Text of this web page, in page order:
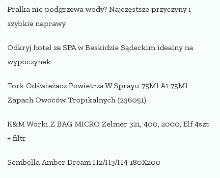
Pralka nie podgrzewa wody? Najczęstsze przyczyny i
szybkie naprawy
Odkryj hotel ze SPA w Beskidzie Sądeckim idealny na
wypoczynek
Tork Odświeżacz Powietrza W Sprayu 75Ml A1 75Ml
Zapach Owoców Tropikalnych (236051)
K&M Worki Z BAG MICRO Zelmer 321, 400, 2000, Elf 4szt
+ filtr
Sembella Amber Dream H2/H3/H4 180X200